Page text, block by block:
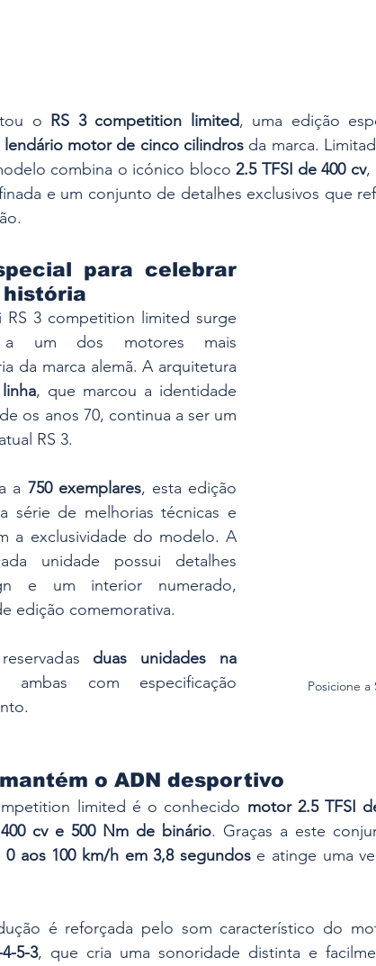
o RS 3 competition limited, uma edição
lendário motor de cinco cilindros da marca.
combina o icónico bloco 2.5 TFSI de 400 cv,
e um conjunto de detalhes exclusivos que
Posicione
para celebrar
história
3 competition limited surge
a um dos motores mais
da marca alemã. A arquitetura
, que marcou a identidade
os anos 70, continua a ser um
RS 3.
a 750 exemplares, esta edição
série de melhorias técnicas e
a exclusividade do modelo. A
unidade possui detalhes
e um interior numerado,
edição comemorativa.
duas unidades na
ambas com especificação
o ADN desportivo
limited é o conhecido motor 2.5 TFSI
400 cv e 500 Nm de binário. Graças a este
0 aos 100 km/h em 3,8 segundos e atinge uma
é reforçada pelo som característico do
5-3, que cria uma sonoridade distinta e